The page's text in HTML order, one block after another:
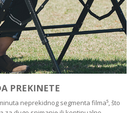
PREKINETE
neprekidnog segmenta filma⁵, što